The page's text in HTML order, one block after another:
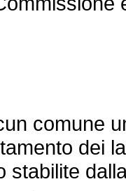
comune
dei
stabilite